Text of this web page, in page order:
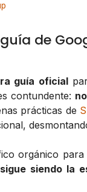
de
guía oficial
contundente:
prácticas de
orgánico
siendo la